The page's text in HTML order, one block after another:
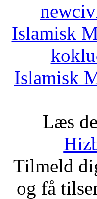
Islamisk
Islamisk
Læs
Tilmeld
og få